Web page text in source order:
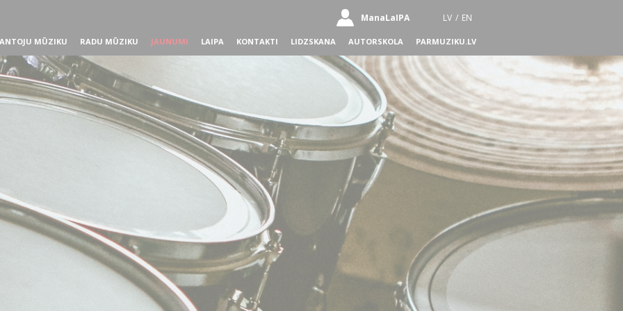
ManaLaIPA LV / EN
MŪZIKU RADU MŪZIKU JAUNUMI LAIPA KONTAKTI LIDZSKANA AUTORSKOLA PARMUZIKU.LV